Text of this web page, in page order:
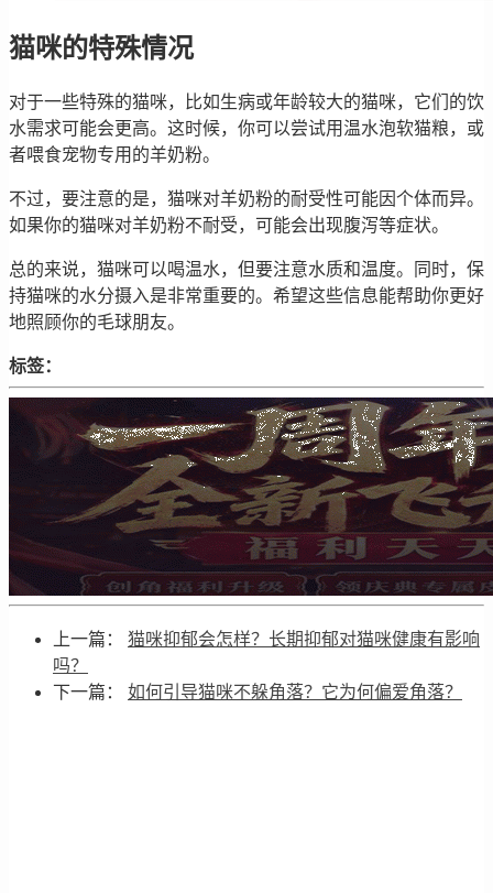
猫咪的特殊情况
对于一些特殊的猫咪，比如生病或年龄较大的猫咪，它们的饮
水需求可能会更高。这时候，你可以尝试用温水泡软猫粮，或
者喂食宠物专用的羊奶粉。
不过，要注意的是，猫咪对羊奶粉的耐受性可能因个体而异。
如果你的猫咪对羊奶粉不耐受，可能会出现腹泻等症状。
总的来说，猫咪可以喝温水，但要注意水质和温度。同时，保
持猫咪的水分摄入是非常重要的。希望这些信息能帮助你更好
地照顾你的毛球朋友。
标签：
上一篇： 猫咪抑郁会怎样？长期抑郁对猫咪健康有影响
吗？
下一篇： 如何引导猫咪不躲角落？它为何偏爱角落？